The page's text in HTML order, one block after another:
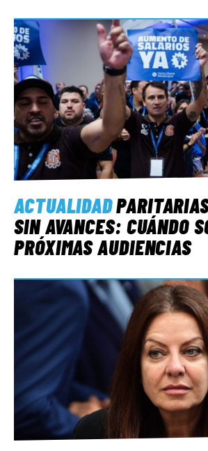
ACTUALIDAD
SIN AVANCES: CUÁNDO
PRÓXIMAS AUDIENCIAS